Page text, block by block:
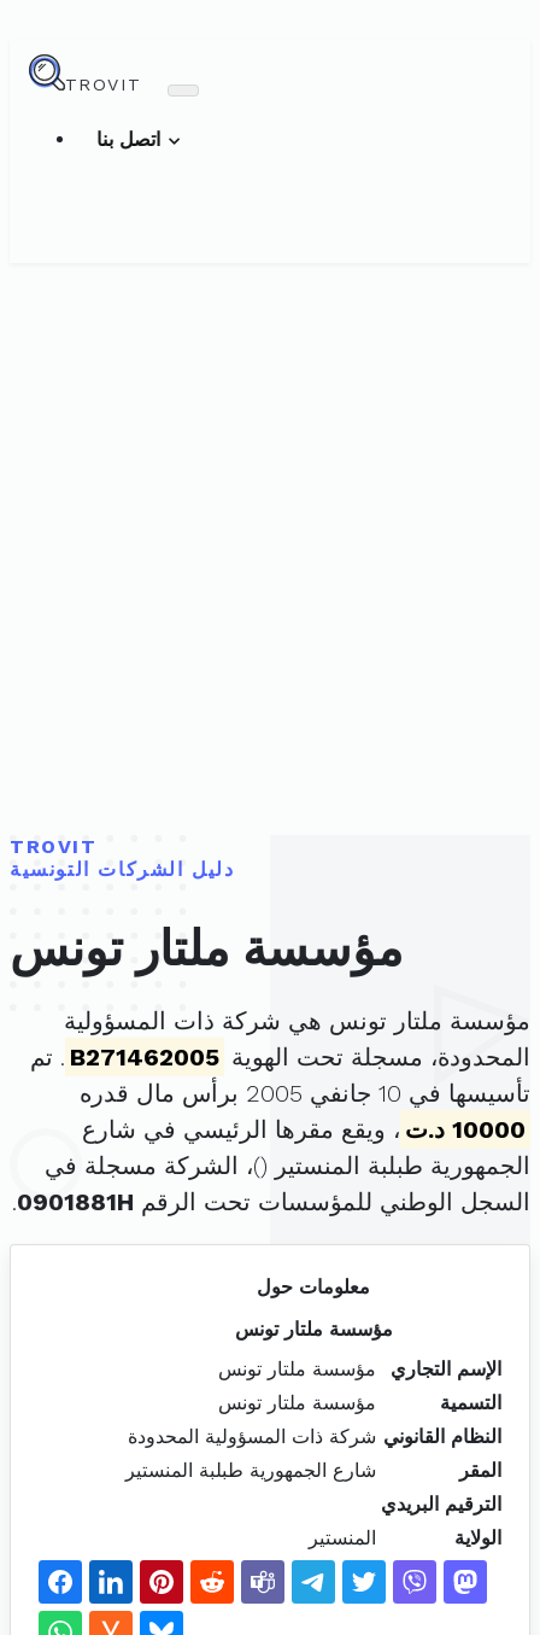
TROVIT
TROVIT
دليل الشركات التونسية
مؤسسة ملتار تونس
مؤسسة ملتار تونس هي شركة ذات المسؤولية
المحدودة، مسجلة تحت الهوية B271462005 . تم
تأسيسها في 10 جانفي 2005 برأس مال قدره
10000 د.ت
، ويقع مقرها الرئيسي في شارع
الجمهورية طبلبة المنستير ()، الشركة مسجلة في
السجل الوطني للمؤسسات تحت الرقم 0901881H
.
معلومات حول
مؤسسة ملتار تونس
الإسم التجاري
مؤسسة ملتار تونس
التسمية
مؤسسة ملتار تونس
النظام القانوني شركة ذات المسؤولية المحدودة
المقر
شارع الجمهورية طبلبة المنستير
الترقيم البريدي
الولاية
المنستير